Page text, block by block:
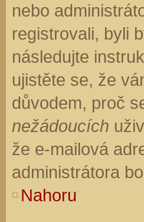
nebo
registrovali, byli
následujte
ujistěte se, že
důvodem, proč
nežádoucích
že e-mailová
administrátora
Nahoru